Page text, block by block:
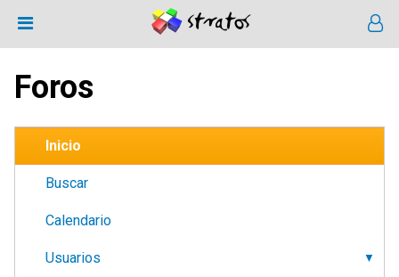
Foros
Inicio
Buscar
Calendario
Usuarios